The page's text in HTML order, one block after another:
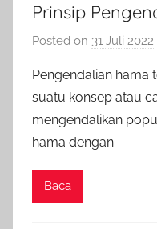
Prinsip
Posted on 31 Juli 2022
Pengendalian hama
suatu konsep atau
mengendalikan
hama dengan
Baca